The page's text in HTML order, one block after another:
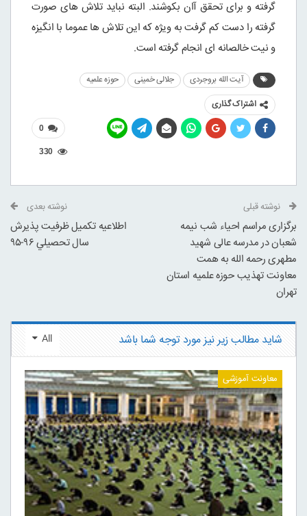
گرفته و برای تحقق آان بکوشند. البته نباید تلاش های صورت
گرفته را دست کم گرفت به ویژه که این تلاش ها عموما با انگیزه
و نیت خالصانه ای انجام گرفته است.
آیت الله بروجردی جلالی خمینی
حوزه علمیه
اشتراک گذاری
0
330
نوشته قبلی
برگزاری مراسم احیاء شب نیمه
شعبان در مدرسه عالی شهید
مطهری رحمه الله به همت
معاونت تهذیب حوزه علمیه استان
تهران
نوشته بعدی
اطلاعيه تکميل ظرفيت پذيرش
سال تحصيلي ۹۶-۹۵
All شاید مطالب زیر نیز مورد توجه شما باشد
معاونت آموزشی